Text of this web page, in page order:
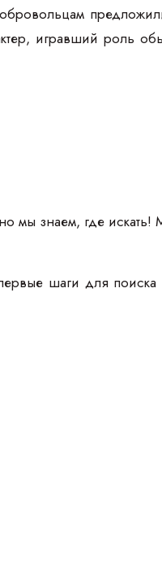
игравший роль
мы знаем, где
шаги для